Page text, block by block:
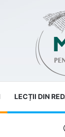
LECȚII DIN